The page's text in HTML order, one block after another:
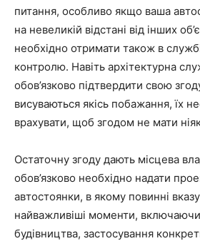
питання, особливо якщо ваша
на невеликій відстані від інших
необхідно отримати також в
контролю. Навіть архітектурна
обов’язково підтвердити свою
висуваються якісь побажання, їх
врахувати, щоб згодом не мати
Остаточну згоду дають місцева
обов’язково необхідно надати
автостоянки, в якому повинні
найважливіші моменти,
будівництва, застосування